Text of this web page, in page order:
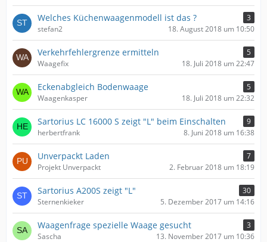
Welches Küchenwaagenmodell ist das ?
3
stefan2
18. August 2018 um 10:50
Verkehrfehlergrenze ermitteln
5
Waagefix
18. Juli 2018 um 22:47
Eckenabgleich Bodenwaage
5
Waagenkasper
18. Juli 2018 um 22:32
Sartorius LC 16000 S zeigt "L" beim Einschalten
9
herbertfrank
8. Juni 2018 um 16:38
Unverpackt Laden
7
Projekt Unverpackt
2. Februar 2018 um 18:19
Sartorius A200S zeigt "L"
30
Sternenkieker
5. Dezember 2017 um 14:16
Waagenfrage spezielle Waage gesucht
3
Sascha
13. November 2017 um 10:36